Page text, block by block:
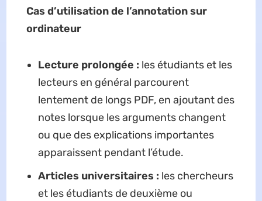
Cas d’utilisation de l’annotation sur
ordinateur
Lecture prolongée : les étudiants et les
lecteurs en général parcourent
lentement de longs PDF, en ajoutant des
notes lorsque les arguments changent
ou que des explications importantes
apparaissent pendant l’étude.
Articles universitaires : les chercheurs
et les étudiants de deuxième ou